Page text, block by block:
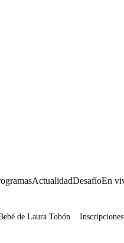
ActualidadDesafíoEn
de Laura Tobón